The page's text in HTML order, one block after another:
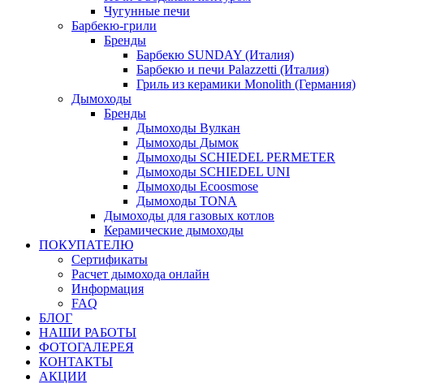
Чугунные печи
Барбекю-грили
Бренды
Барбекю SUNDAY (Италия)
Барбекю и печи Palazzetti (Италия)
Гриль из керамики Monolith (Германия)
Дымоходы
Бренды
Дымоходы Вулкан
Дымоходы Дымок
Дымоходы SCHIEDEL PERMETER
Дымоходы SCHIEDEL UNI
Дымоходы Ecoosmose
Дымоходы TONA
Дымоходы для газовых котлов
Керамические дымоходы
ПОКУПАТЕЛЮ
Сертификаты
Расчет дымохода онлайн
Информация
FAQ
БЛОГ
НАШИ РАБОТЫ
ФОТОГАЛЕРЕЯ
КОНТАКТЫ
АКЦИИ